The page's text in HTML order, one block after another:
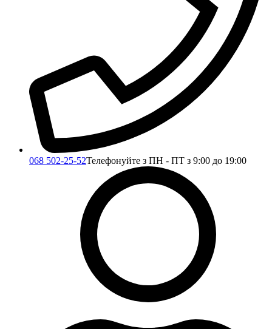
068 502-25-52Телефонуйте з ПН - ПТ з 9:00 до 19:00